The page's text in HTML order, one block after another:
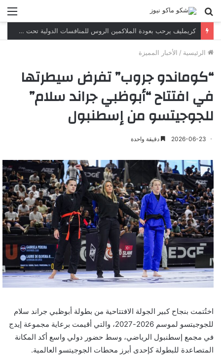
بحث
عن
كريمليف يرحب بعودة الملاكمين الروس للمنافسات الدولية تحت العلم والنشيد الوطنيين
الرئيسية / الأخبار المميزة
“كوماندو جروب” تفرض سيطرتها
في افتتاح “أبوظبي جراند سلام”
للجوجيتسو من إسطنبول
2026-06-23 دقيقة واحدة
اختُتمت بنجاح كبير الجولة الافتتاحية من بطولة أبوظبي جراند سلام
للجوجيتسو لموسم 2026-2027، والتي أقيمت برعاية مجموعة إيدج
في مجمع إسطنبول الرياضي، وسط حضور دولي واسع أكد المكانة
المتصاعدة للبطولة كإحدى أبرز محطات الجوجيتسو العالمية.